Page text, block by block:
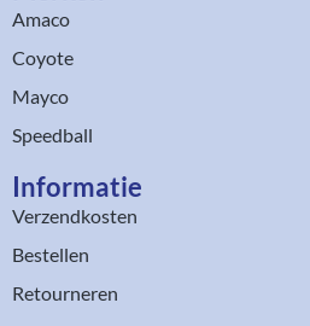
Amaco
Coyote
Mayco
Speedball
Informatie
Verzendkosten
Bestellen
Retourneren